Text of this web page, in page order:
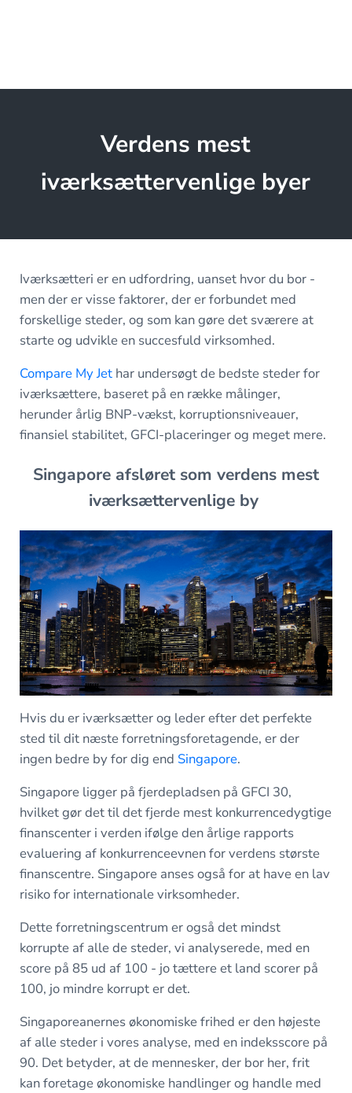
Verdens mest
iværksættervenlige byer
Iværksætteri er en udfordring, uanset hvor du bor -
men der er visse faktorer, der er forbundet med
forskellige steder, og som kan gøre det sværere at
starte og udvikle en succesfuld virksomhed.
Compare My Jet har undersøgt de bedste steder for
iværksættere, baseret på en række målinger,
herunder årlig BNP-vækst, korruptionsniveauer,
finansiel stabilitet, GFCI-placeringer og meget mere.
Singapore afsløret som verdens mest
iværksættervenlige by
Hvis du er iværksætter og leder efter det perfekte
sted til dit næste forretningsforetagende, er der
ingen bedre by for dig end Singapore.
Singapore ligger på fjerdepladsen på GFCI 30,
hvilket gør det til det fjerde mest konkurrencedygtige
finanscenter i verden ifølge den årlige rapports
evaluering af konkurrenceevnen for verdens største
finanscentre. Singapore anses også for at have en lav
risiko for internationale virksomheder.
Dette forretningscentrum er også det mindst
korrupte af alle de steder, vi analyserede, med en
score på 85 ud af 100 - jo tættere et land scorer på
100, jo mindre korrupt er det.
Singaporeanernes økonomiske frihed er den højeste
af alle steder i vores analyse, med en indeksscore på
90. Det betyder, at de mennesker, der bor her, frit
kan foretage økonomiske handlinger og handle med